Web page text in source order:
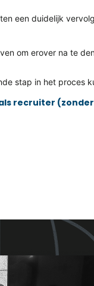
een duidelijk
om erover na te
stap in het proces
recruiter